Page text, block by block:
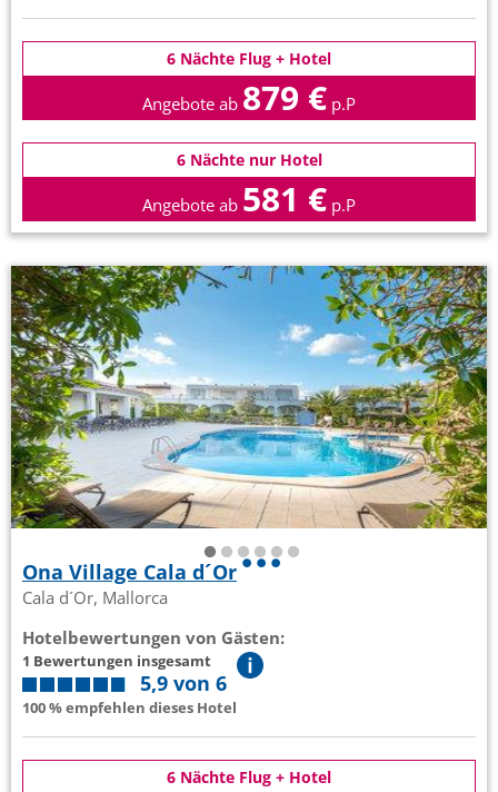
6 Nächte Flug + Hotel
Angebote ab 879 € p.P
6 Nächte nur Hotel
Angebote ab 581 € p.P
Ona Village Cala d´Or
Cala d´Or, Mallorca
Hotelbewertungen von Gästen:
1 Bewertungen insgesamt
5,9 von 6
100 % empfehlen dieses Hotel
6 Nächte Flug + Hotel